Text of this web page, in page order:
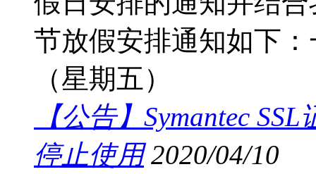
节放假安排通知如下
（星期五）
【公告】Symantec
停止使用 2020/04/10